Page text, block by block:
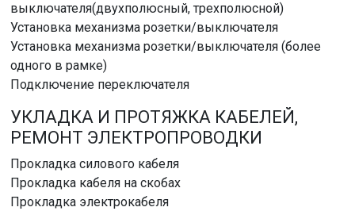
выключателя(двухполюсный, трехполюсной)
Установка механизма розетки/выключателя
Установка механизма розетки/выключателя (более
одного в рамке)
Подключение переключателя
УКЛАДКА И ПРОТЯЖКА КАБЕЛЕЙ,
РЕМОНТ ЭЛЕКТРОПРОВОДКИ
Прокладка силового кабеля
Прокладка кабеля на скобах
Прокладка электрокабеля